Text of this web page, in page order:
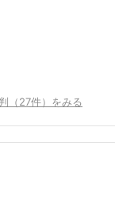
（27件）をみる